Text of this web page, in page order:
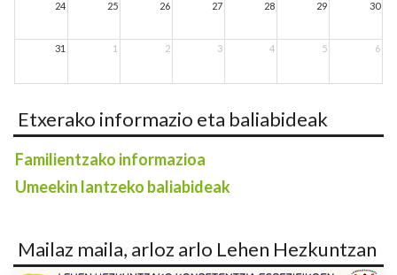
24 25 26 27 28 29 30
31 1 2 3 4 5 6
Etxerako informazio eta baliabideak
Familientzako informazioa
Umeekin lantzeko baliabideak
Mailaz maila, arloz arlo Lehen Hezkuntzan